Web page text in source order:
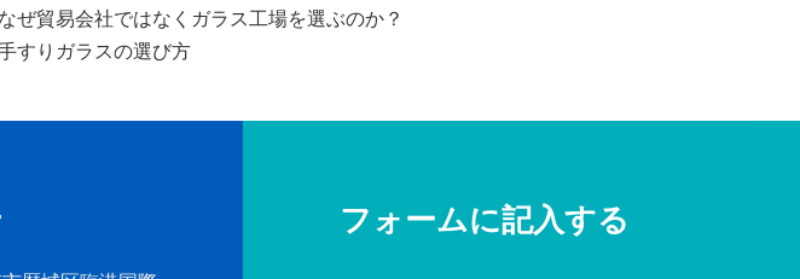
なぜ貿易会社ではなくガラス工場を選ぶのか？
すりガラスの選び方
フォームに記入する